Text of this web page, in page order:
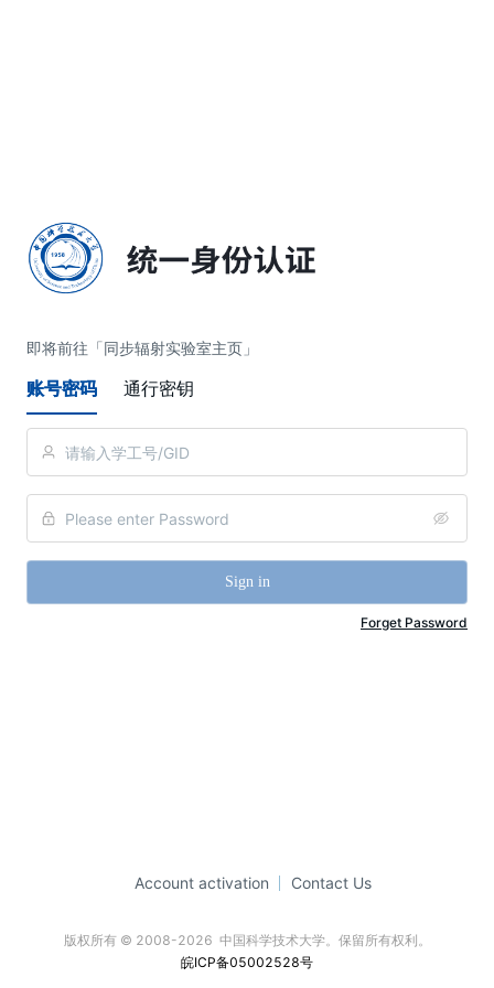
即将前往「同步辐射实验室主页」
账号密码 通行密钥
Sign in
Forget Password
Account activation Contact Us
版权所有 © 2008-2026  中国科学技术大学。保留所有权利。
皖ICP备05002528号